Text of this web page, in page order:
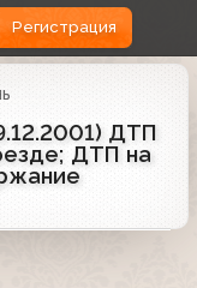
Регистрация
ДТП
ДТП на